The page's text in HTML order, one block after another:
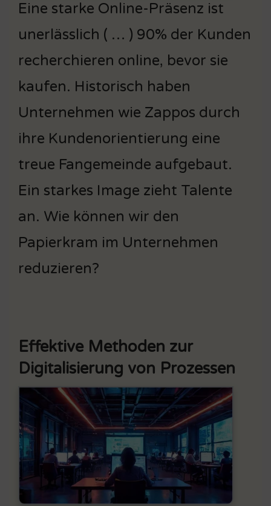
Eine starke Online-Präsenz ist
unerlässlich ( … ) 90% der Kunden
recherchieren online, bevor sie
kaufen. Historisch haben
Unternehmen wie Zappos durch
ihre Kundenorientierung eine
treue Fangemeinde aufgebaut.
Ein starkes Image zieht Talente
an. Wie können wir den
Papierkram im Unternehmen
reduzieren?
Effektive Methoden zur
Digitalisierung von Prozessen